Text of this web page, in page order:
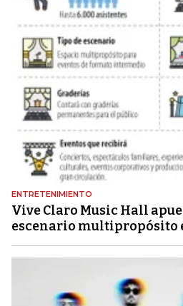
ENTRETENIMIENTO
Vive Claro Music Hall
escenario multipropósito